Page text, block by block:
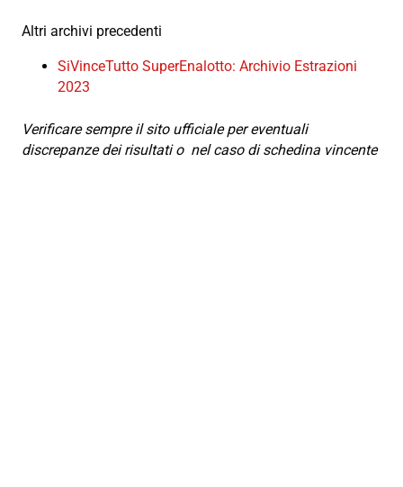
Altri archivi precedenti
SiVinceTutto SuperEnalotto: Archivio Estrazioni
2023
Verificare sempre il sito ufficiale per eventuali
discrepanze dei risultati o nel caso di schedina vincente